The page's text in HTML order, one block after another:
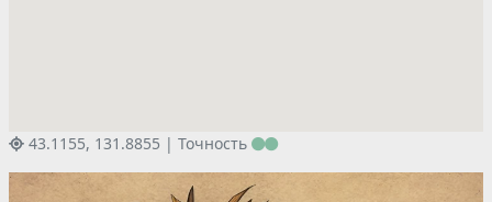
43.1155, 131.8855 | Точность